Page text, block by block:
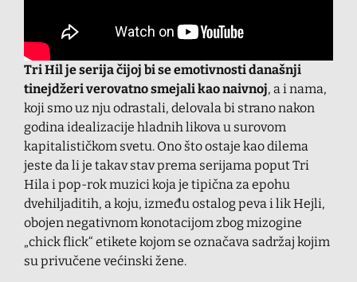
Tri Hil je serija čijoj bi se emotivnosti današnji
tinejdžeri verovatno smejali kao naivnoj, a i nama,
koji smo uz nju odrastali, delovala bi strano nakon
godina idealizacije hladnih likova u surovom
kapitalističkom svetu. Ono što ostaje kao dilema
jeste da li je takav stav prema serijama poput Tri
Hila i pop-rok muzici koja je tipična za epohu
dvehiljaditih, a koju, između ostalog peva i lik Hejli,
obojen negativnom konotacijom zbog mizogine
„chick flick“ etikete kojom se označava sadržaj kojim
su privučene većinski žene.